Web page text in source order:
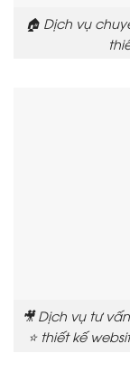
🏠 Dịch vụ
🎥 Dịch vụ tư
⭐ thiết kế